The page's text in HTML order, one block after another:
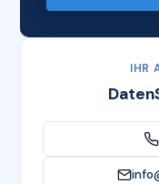
IHR